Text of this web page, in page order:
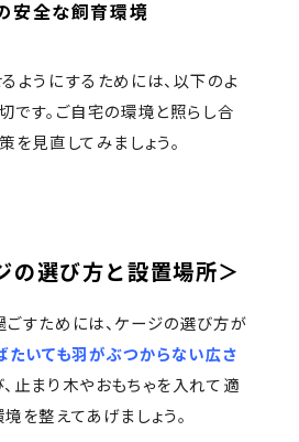
安全な飼育環境
ようにするためには、以下のよ
です。ご自宅の環境と照らし合
を見直してみましょう。
の選び方と設置場所＞
すためには、ケージの選び方が
たいても羽がぶつからない広さ
、止まり木やおもちゃを入れて適
を整えてあげましょう。